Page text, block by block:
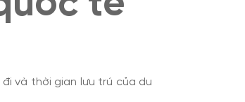
và thời gian lưu trú của du